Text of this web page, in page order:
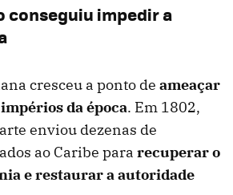
conseguiu impedir a
cresceu a ponto de ameaçar
da época. Em 1802,
enviou dezenas de
ao Caribe para recuperar o
e restaurar a autoridade